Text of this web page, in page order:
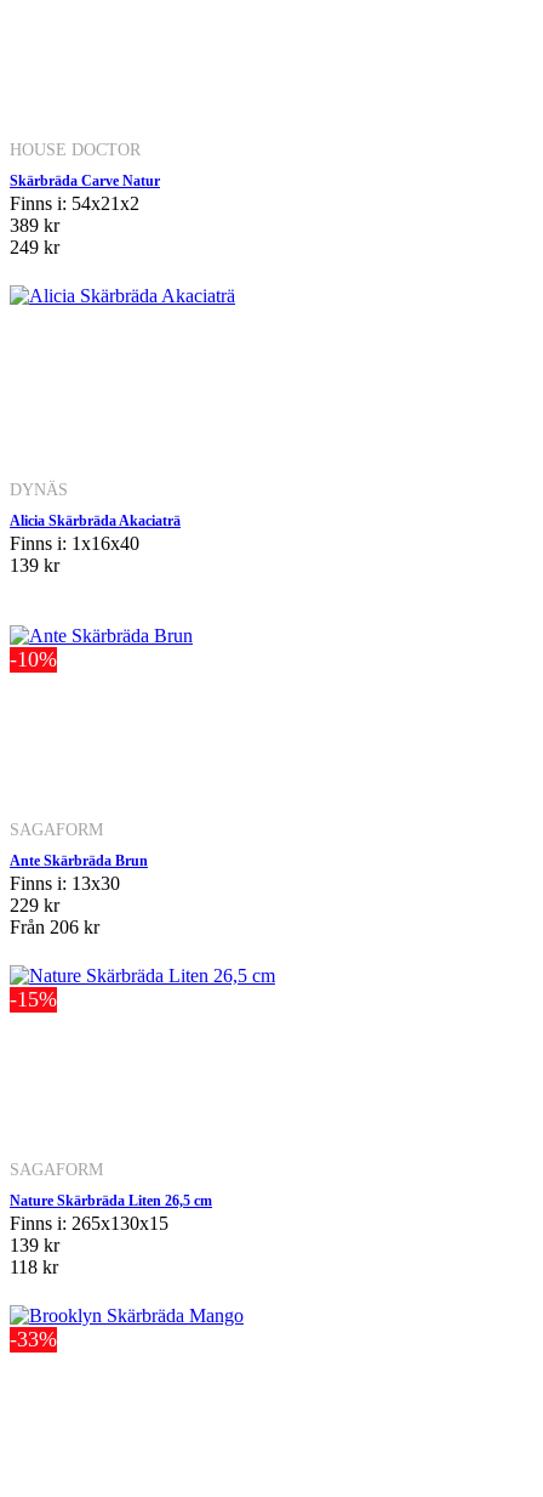
HOUSE DOCTOR
Skärbräda Carve Natur
Finns i: 54x21x2
389 kr
249 kr
DYNÄS
Alicia Skärbräda Akaciaträ
Finns i: 1x16x40
139 kr
-10%
SAGAFORM
Ante Skärbräda Brun
Finns i: 13x30
229 kr
Från 206 kr
-15%
SAGAFORM
Nature Skärbräda Liten 26,5 cm
Finns i: 265x130x15
139 kr
118 kr
-33%